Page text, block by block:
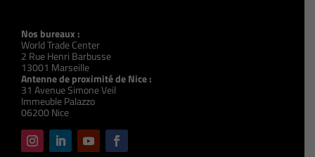
Nos bureaux :
World Trade Center
2 Rue Henri Barbusse
13001 Marseille
Antenne de proximité de Nice :
31 Avenue Simone Veil
Immeuble Palazzo
06200 Nice